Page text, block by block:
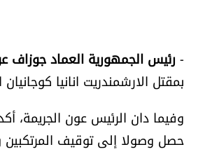
-رئيس الجمهورية العماد جوزاف
بمقتل الارشمندريت انانيا
وفيما دان الرئيس عون الجريمة،
حصل وصولا إلى توقيف المرتكبين